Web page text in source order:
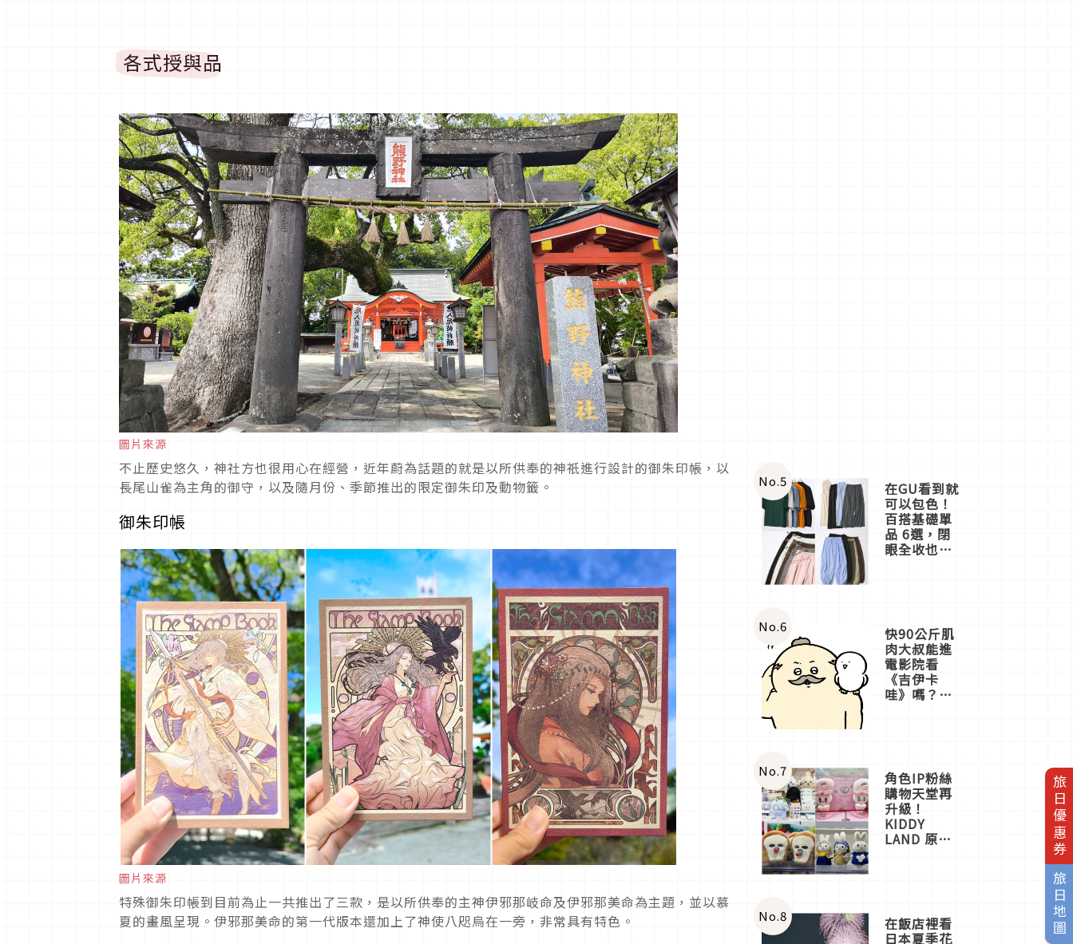
旅日優惠券
旅日地圖
各式授與品
圖片來源
不止歷史悠久，神社方也很用心在經營，近年蔚為話題的就是以所供奉的神祇進行設計的御朱印帳，以
長尾山雀為主角的御守，以及隨月份、季節推出的限定御朱印及動物籤。
御朱印帳
圖片來源
特殊御朱印帳到目前為止一共推出了三款，是以所供奉的主神伊邪那岐命及伊邪那美命為主題，並以慕
夏的畫風呈現。伊邪那美命的第一代版本還加上了神使八咫烏在一旁，非常具有特色。
No.5 在GU看到就
可以包色！
百搭基礎單
品 6選，閉
眼全收也不
No.6 快90公斤肌
肉大叔能進
電影院看
《吉伊卡
哇》嗎？日
一同給出了
答案
No.7 角色IP粉絲
購物天堂再
升級！
KIDDY
LAND 原宿
店3分即達
No.8 在飯店裡看
日本夏季花